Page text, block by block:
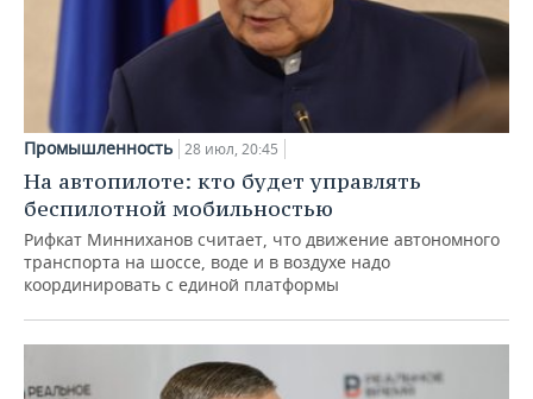
Промышленность 28 июл, 20:45
На автопилоте: кто будет управлять
беспилотной мобильностью
Рифкат Минниханов считает, что движение автономного
транспорта на шоссе, воде и в воздухе надо
координировать с единой платформы